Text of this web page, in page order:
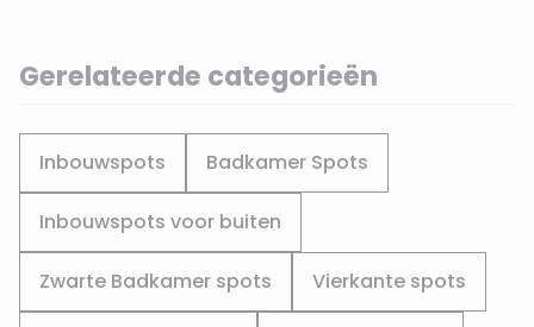
Gerelateerde categorieën
Inbouwspots Badkamer Spots
Inbouwspots voor buiten
Zwarte Badkamer spots Vierkante spots